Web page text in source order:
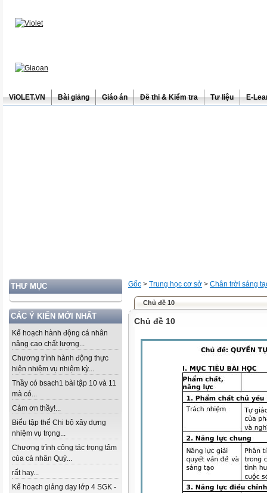
ViOLET.VN Bài giảng Giáo án Đề thi & Kiểm tra Tư liệu E-
THƯ MỤC
CÁC Ý KIẾN MỚI NHẤT
Kế hoạch hành động cá nhân
nâng cao chất lượng...
Chương trình hành động thực
hiện nhiệm vụ nhiệm kỳ...
Thầy có bsach1 bài tập 10 và 11
mà có...
Cảm ơn thầy!...
Biểu tập thể Chi bộ xây dựng
nhiệm vụ trọng...
Chương trình công tác trọng tâm
của cá nhân Quý...
rất hay...
Kế hoạch giảng dạy lớp 4 SGK -
Gốc > Trung học cơ sở > Chân trời sáng
Chủ đề 10
Chủ đề 10